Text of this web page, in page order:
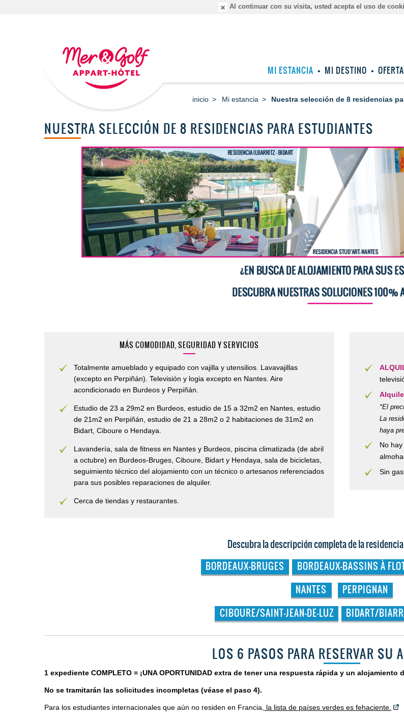
Al continuar con su visita, usted acepta el uso de
MI ESTANCIA MI DESTINO
inicio Mi estancia Nuestra selección de 8 residencias
NUESTRA SELECCIÓN DE 8 RESIDENCIAS PARA ESTUDIANTES
MÁS COMODIDAD, SEGURIDAD Y SERVICIOS
Totalmente amueblado y equipado con vajilla y utensilios. Lavavajillas
(excepto en Perpiñán). Televisión y logia excepto en Nantes. Aire
acondicionado en Burdeos y Perpiñán.
Estudio de 23 a 29m2 en Burdeos, estudio de 15 a 32m2 en Nantes, estudio
de 21m2 en Perpiñán, estudio de 21 a 28m2 o 2 habitaciones de 31m2 en
Bidart, Ciboure o Hendaya.
Lavandería, sala de fitness en Nantes y Burdeos, piscina climatizada (de abril
a octubre) en Burdeos-Bruges, Ciboure, Bidart y Hendaya, sala de bicicletas,
seguimiento técnico del alojamiento con un técnico o artesanos referenciados
para sus posibles reparaciones de alquiler.
Cerca de tiendas y restaurantes.
*El
La
haya
No
Sin
Descubra la descripción completa de la
BORDEAUX-BRUGES BORDEAUX-BASSINS À
NANTES
PERPIGNAN
CIBOURE/SAINT-JEAN-DE-LUZ
BIDART/
LOS 6 PASOS PARA RESERVAR SU
1 expediente COMPLETO = ¡UNA OPORTUNIDAD extra de tener una respuesta rápida y un
No se tramitarán las solicitudes incompletas (véase el paso 4).
Para los estudiantes internacionales que aún no residen en Francia, la lista de países verdes es fehaciente.